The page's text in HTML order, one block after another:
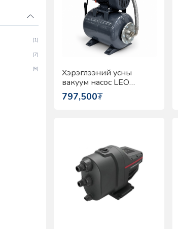
(1)
(7)
(9)
Хэрэглээний усны
вакуум насос LEO
LKSm1100AU
797,500₮